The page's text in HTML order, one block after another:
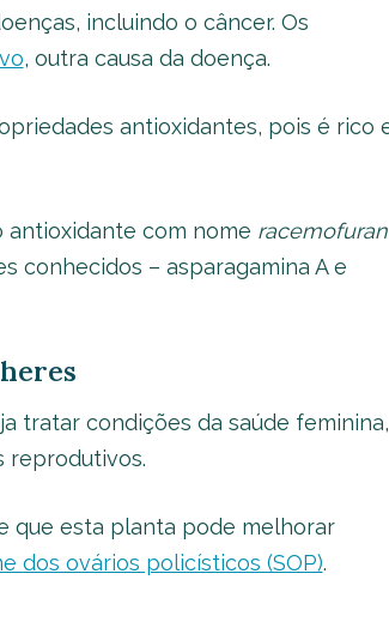
incluindo o câncer. Os
, outra causa da doença.
antioxidantes, pois é rico
antioxidante com nome racemofuran
conhecidos – asparagamina A e
tratar condições da saúde feminina,
reprodutivos.
que esta planta pode melhorar
dos ovários policísticos (SOP).